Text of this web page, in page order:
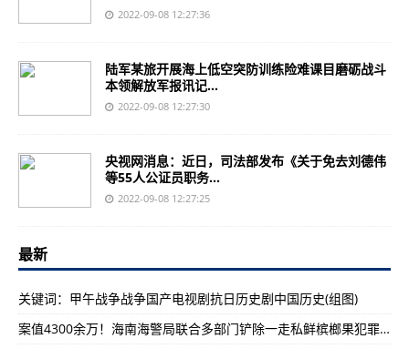
2022-09-08 12:27:36
陆军某旅开展海上低空突防训练险难课目磨砺战斗
本领解放军报讯记...
2022-09-08 12:27:30
央视网消息：近日，司法部发布《关于免去刘德伟
等55人公证员职务...
2022-09-08 12:27:25
最新
关键词：甲午战争战争国产电视剧抗日历史剧中国历史(组图)
案值4300余万！海南海警局联合多部门铲除一走私鲜槟榔果犯罪团伙